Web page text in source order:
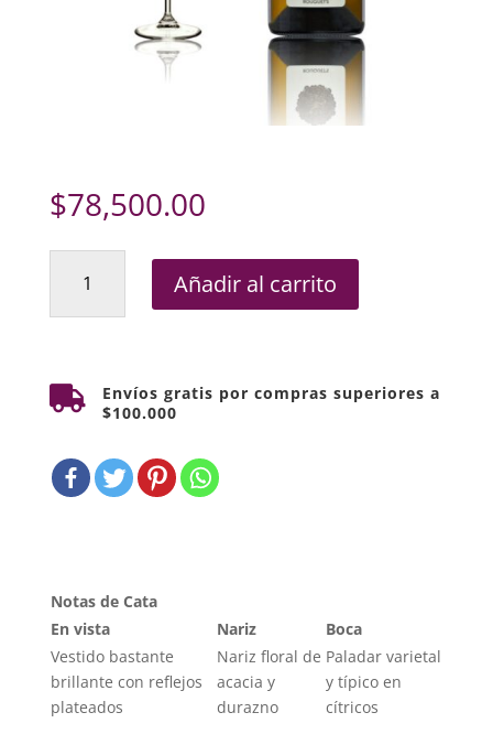
$78,500.00
Viognier
cantidad
Añadir al carrito

Envíos gratis por compras superiores a
$100.000
Notas de Cata
En vista
Nariz
Boca
Vestido bastante
brillante con reflejos
plateados
Nariz floral de
acacia y
durazno
Paladar varietal
y típico en
cítricos